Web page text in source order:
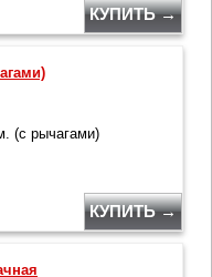
КУПИТЬ →
(с рычагами)
КУПИТЬ →